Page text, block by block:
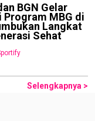
BGN Gelar
Program MBG di
Langkat
Sehat
Selengkapnya >